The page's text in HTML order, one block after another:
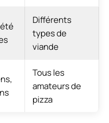
Différents
types de
viande
Tous les
amateurs de
pizza